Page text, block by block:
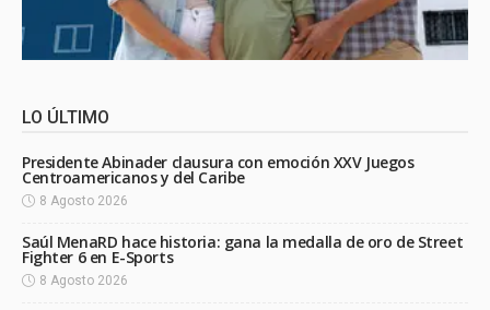
LO ÚLTIMO
Presidente Abinader clausura con emoción XXV Juegos
Centroamericanos y del Caribe
8 Agosto 2026
Saúl MenaRD hace historia: gana la medalla de oro de Street
Fighter 6 en E-Sports
8 Agosto 2026